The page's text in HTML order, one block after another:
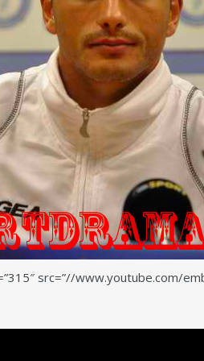
src=”//www.youtube.com/